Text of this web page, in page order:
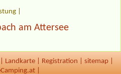
am Attersee
Landkarte Registration sitemap
|